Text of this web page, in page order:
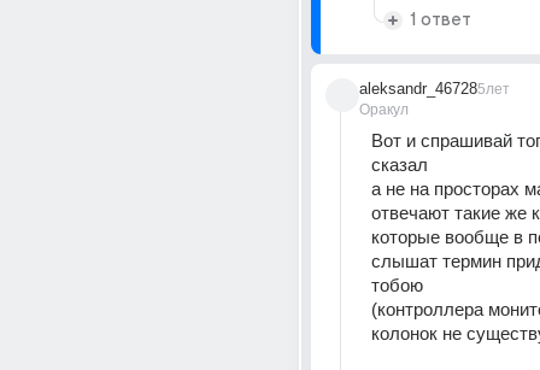
1 ответ
aleksandr_46728
Оракул
5лет
Вот и спрашивай
сказал
а не на просторах
отвечают такие же
которые вообще в
слышат термин
тобою
(контроллера
колонок не